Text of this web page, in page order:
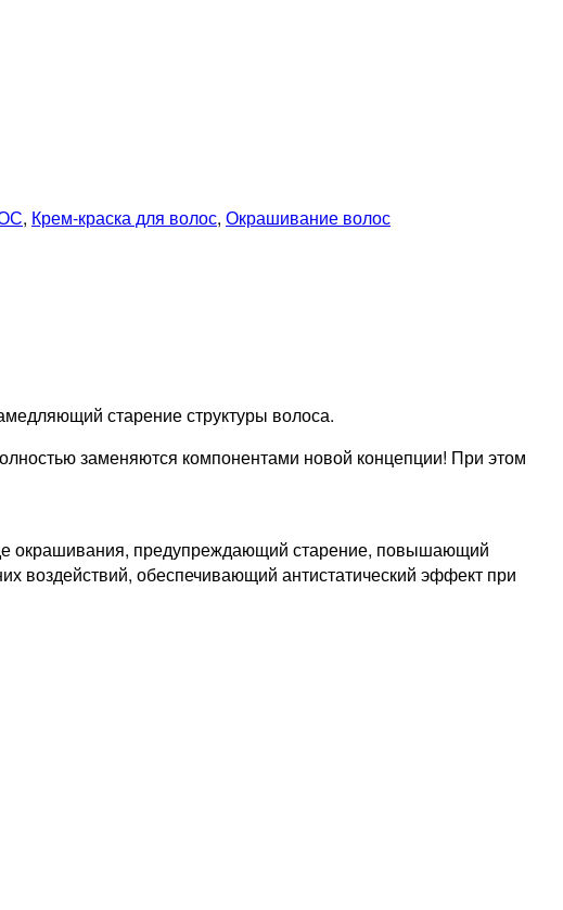
, Крем-краска для волос, Окрашивание волос
старение структуры волоса.
заменяются компонентами новой концепции! При этом
окрашивания, предупреждающий старение, повышающий
воздействий, обеспечивающий антистатический эффект при